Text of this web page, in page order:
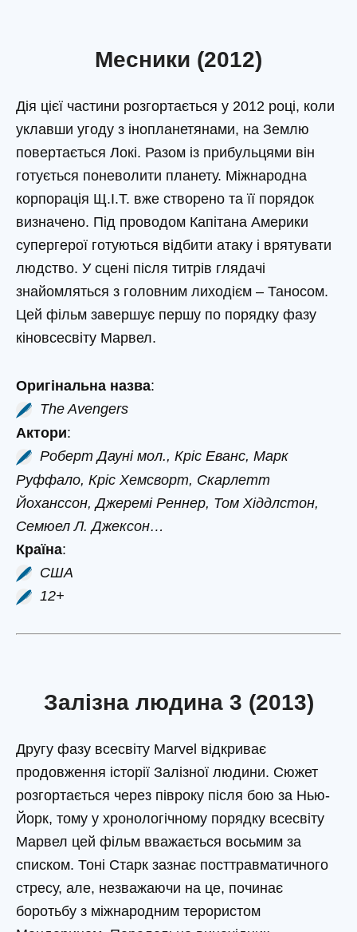
Месники (2012)
Дія цієї частини розгортається у 2012 році, коли
уклавши угоду з інопланетянами, на Землю
повертається Локі. Разом із прибульцями він
готується поневолити планету. Міжнародна
корпорація Щ.І.Т. вже створено та її порядок
визначено. Під проводом Капітана Америки
супергерої готуються відбити атаку і врятувати
людство. У сцені після титрів глядачі
знайомляться з головним лиходієм – Таносом.
Цей фільм завершує першу по порядку фазу
кіновсесвіту Марвел.
Оригінальна назва:
The Avengers
Актори:
Роберт Дауні мол., Кріс Еванс, Марк
Руффало, Кріс Хемсворт, Скарлетт
Йоханссон, Джеремі Реннер, Том Хіддлстон,
Семюел Л. Джексон…
Країна:
США
12+
Залізна людина 3 (2013)
Другу фазу всесвіту Marvel відкриває
продовження історії Залізної людини. Сюжет
розгортається через півроку після бою за Нью-
Йорк, тому у хронологічному порядку всесвіту
Марвел цей фільм вважається восьмим за
списком. Тоні Старк зазнає посттравматичного
стресу, але, незважаючи на це, починає
боротьбу з міжнародним терористом